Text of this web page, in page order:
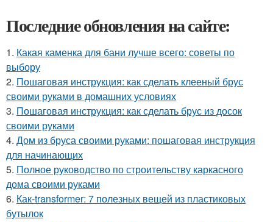
Последние обновления на сайте:
1. Какая каменка для бани лучше всего: советы по
выбору
2. Пошаговая инструкция: как сделать клееный брус
своими руками в домашних условиях
3. Пошаговая инструкция: как сделать брус из досок
своими руками
4. Дом из бруса своими руками: пошаговая инструкция
для начинающих
5. Полное руководство по строительству каркасного
дома своими руками
6. Как-transformer: 7 полезных вещей из пластиковых
бутылок